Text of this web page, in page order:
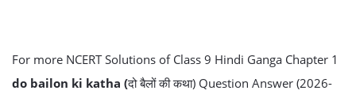
For more NCERT Solutions of Class 9 Hindi Ganga Chapter 1
do bailon ki katha (दो बैलों की कथा) Question Answer (2026-